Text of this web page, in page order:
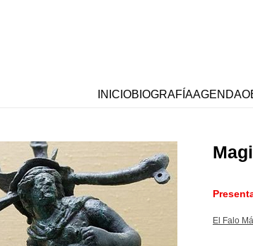
INICIOBIOGRAFÍAAGENDA
El Falo